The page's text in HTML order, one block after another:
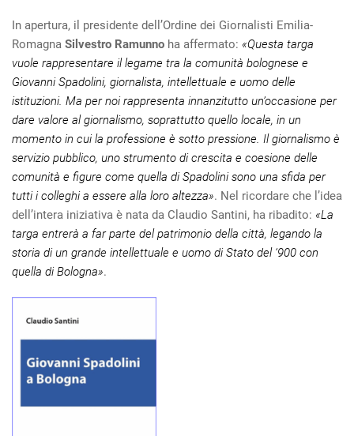
In apertura, il presidente dell’Ordine dei Giornalisti Emilia-
Romagna Silvestro Ramunno ha affermato: «Questa targa
vuole rappresentare il legame tra la comunità bolognese e
Giovanni Spadolini, giornalista, intellettuale e uomo delle
istituzioni. Ma per noi rappresenta innanzitutto un’occasione per
dare valore al giornalismo, soprattutto quello locale, in un
momento in cui la professione è sotto pressione. Il giornalismo è
servizio pubblico, uno strumento di crescita e coesione delle
comunità e figure come quella di Spadolini sono una sfida per
tutti i colleghi a essere alla loro altezza». Nel ricordare che l’idea
dell’intera iniziativa è nata da Claudio Santini, ha ribadito: «La
targa entrerà a far parte del patrimonio della città, legando la
storia di un grande intellettuale e uomo di Stato del ‘900 con
quella di Bologna».